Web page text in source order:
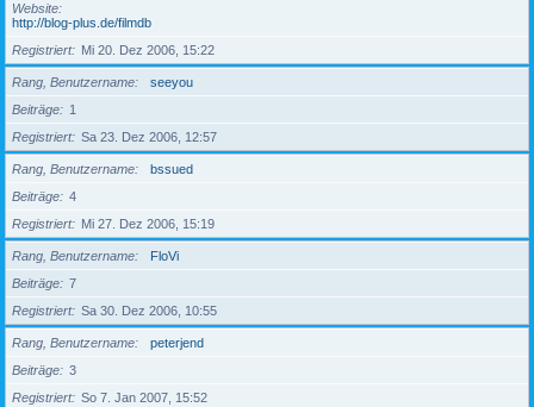
Website
http://blog-plus.de/filmdb
Registriert
Mi 20. Dez 2006, 15:22
Rang, Benutzername
seeyou
Beiträge
1
Registriert
Sa 23. Dez 2006, 12:57
Rang, Benutzername
bssued
Beiträge
4
Registriert
Mi 27. Dez 2006, 15:19
Rang, Benutzername
FloVi
Beiträge
7
Registriert
Sa 30. Dez 2006, 10:55
Rang, Benutzername
peterjend
Beiträge
3
Registriert
So 7. Jan 2007, 15:52